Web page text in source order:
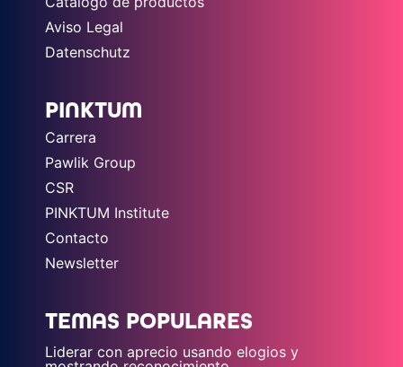
Aviso Legal
Datenschutz
PINKTUM
Carrera
Pawlik Group
CSR
PINKTUM Institute
Contacto
Newsletter
TEMAS POPULARES
Liderar con aprecio usando elogios y